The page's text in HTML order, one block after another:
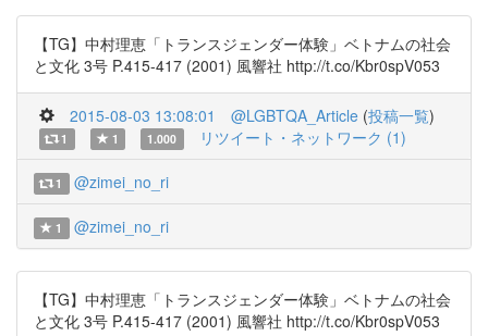
【TG】中村理恵「トランスジェンダー体験」ベトナムの社会
と文化 3号 P.415-417 (2001) 風響社 http://t.co/Kbr0spV053
2015-08-03 13:08:01 @LGBTQA_Article (投稿一覧)
1 1 1.000 リツイート・ネットワーク (1)
1 @zimei_no_ri
1 @zimei_no_ri
【TG】中村理恵「トランスジェンダー体験」ベトナムの社会
と文化 3号 P.415-417 (2001) 風響社 http://t.co/Kbr0spV053